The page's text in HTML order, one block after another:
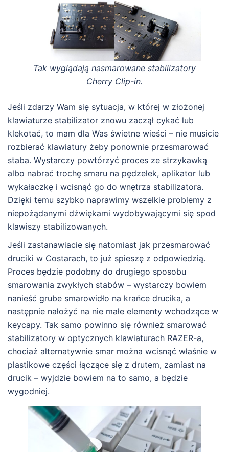
Tak wyglądają nasmarowane stabilizatory
Cherry Clip-in.
Jeśli zdarzy Wam się sytuacja, w której w złożonej
klawiaturze stabilizator znowu zaczął cykać lub
klekotać, to mam dla Was świetne wieści – nie musicie
rozbierać klawiatury żeby ponownie przesmarować
staba. Wystarczy powtórzyć proces ze strzykawką
albo nabrać trochę smaru na pędzelek, aplikator lub
wykałaczkę i wcisnąć go do wnętrza stabilizatora.
Dzięki temu szybko naprawimy wszelkie problemy z
niepożądanymi dźwiękami wydobywającymi się spod
klawiszy stabilizowanych.
Jeśli zastanawiacie się natomiast jak przesmarować
druciki w Costarach, to już spieszę z odpowiedzią.
Proces będzie podobny do drugiego sposobu
smarowania zwykłych stabów – wystarczy bowiem
nanieść grube smarowidło na krańce drucika, a
następnie nałożyć na nie małe elementy wchodzące w
keycapy. Tak samo powinno się również smarować
stabilizatory w optycznych klawiaturach RAZER-a,
chociaż alternatywnie smar można wcisnąć właśnie w
plastikowe części łączące się z drutem, zamiast na
drucik – wyjdzie bowiem na to samo, a będzie
wygodniej.